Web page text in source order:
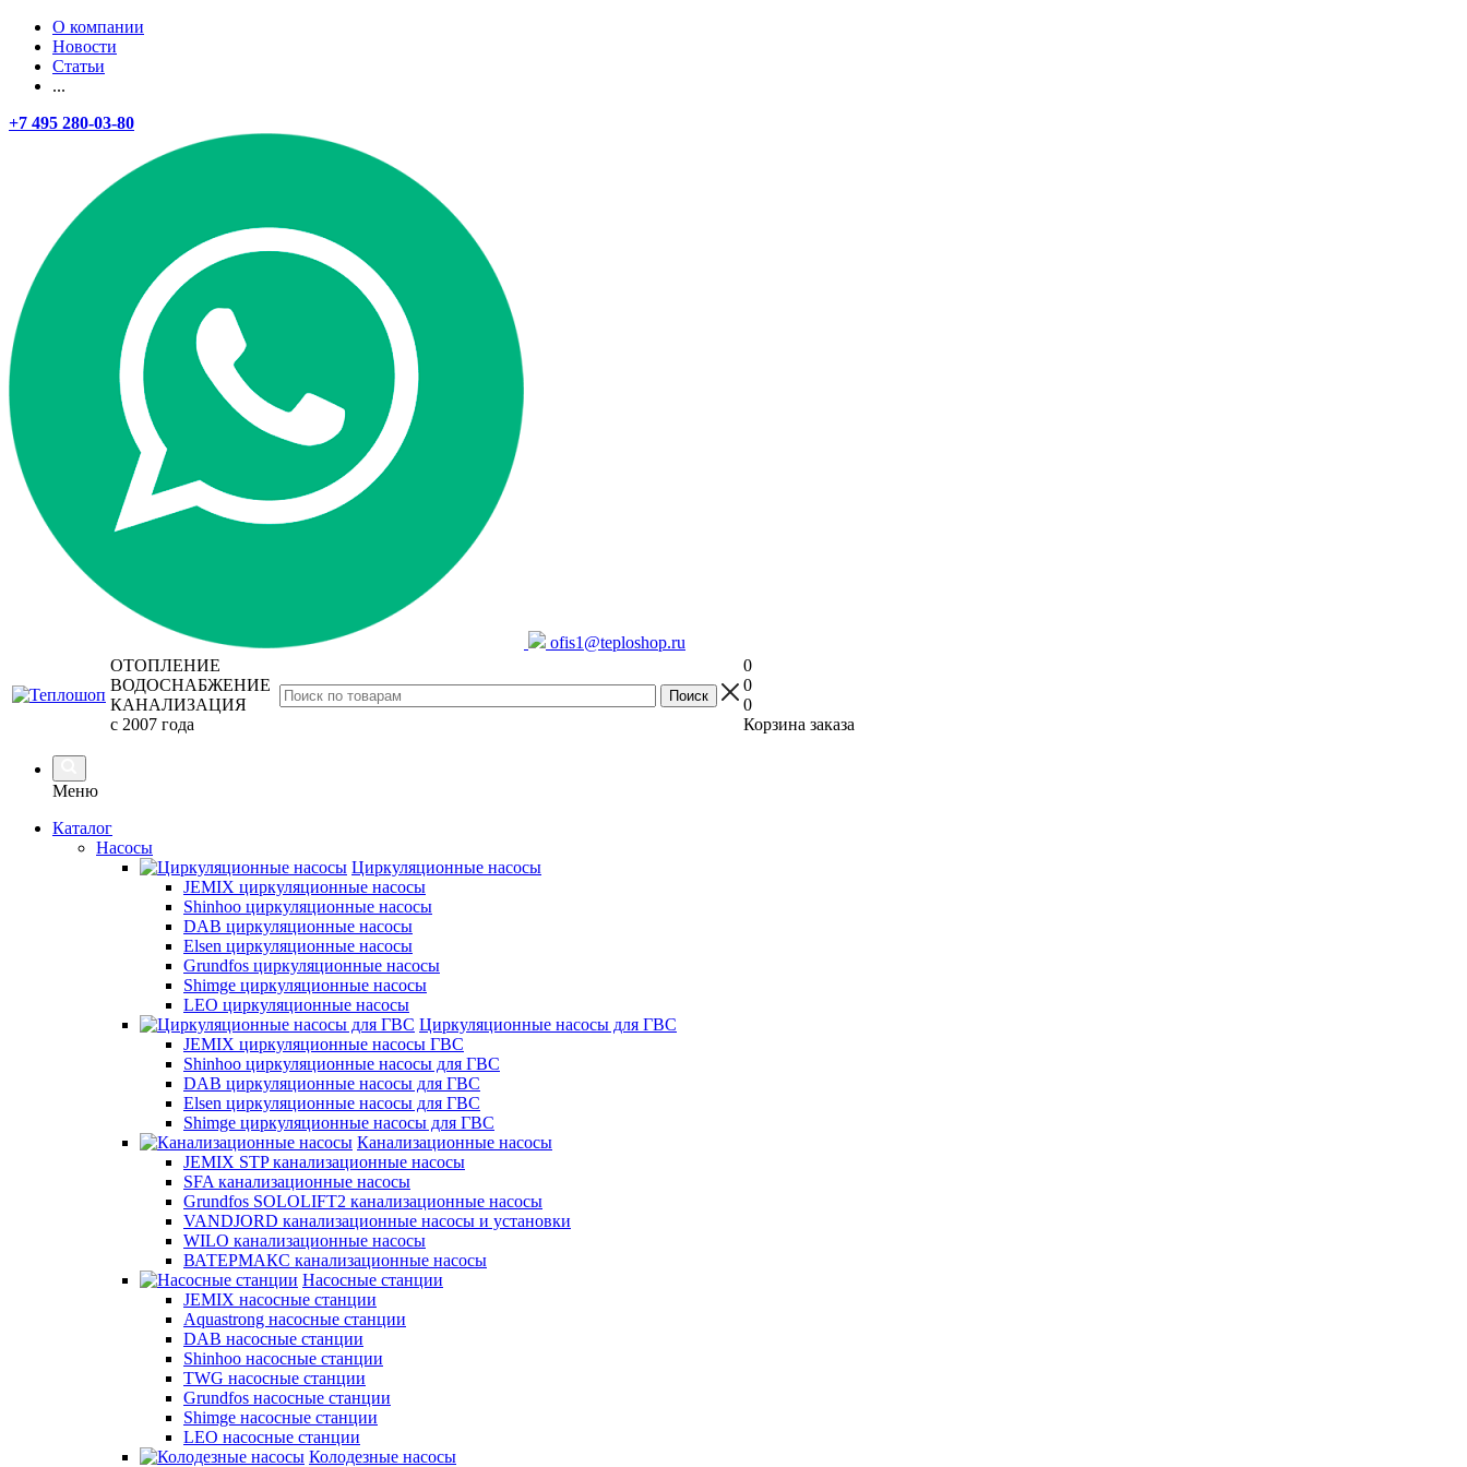
О компании
Новости
Статьи
...
+7 495 280-03-80
ofis1@teploshop.ru
ОТОПЛЕНИЕ
ВОДОСНАБЖЕНИЕ
КАНАЛИЗАЦИЯ
с 2007 года
0
0
0
Корзина заказа
Меню
Каталог
Насосы
Циркуляционные насосы
JEMIX циркуляционные насосы
Shinhoo циркуляционные насосы
DAB циркуляционные насосы
Elsen циркуляционные насосы
Grundfos циркуляционные насосы
Shimge циркуляционные насосы
LEO циркуляционные насосы
Циркуляционные насосы для ГВС
JEMIX циркуляционные насосы ГВС
Shinhoo циркуляционные насосы для ГВС
DAB циркуляционные насосы для ГВС
Elsen циркуляционные насосы для ГВС
Shimge циркуляционные насосы для ГВС
Канализационные насосы
JEMIX STP канализационные насосы
SFA канализационные насосы
Grundfos SOLOLIFT2 канализационные насосы
VANDJORD канализационные насосы и установки
WILO канализационные насосы
ВАТЕРМАКС канализационные насосы
Насосные станции
JEMIX насосные станции
Aquastrong насосные станции
DAB насосные станции
Shinhoo насосные станции
TWG насосные станции
Grundfos насосные станции
Shimge насосные станции
LEO насосные станции
Колодезные насосы